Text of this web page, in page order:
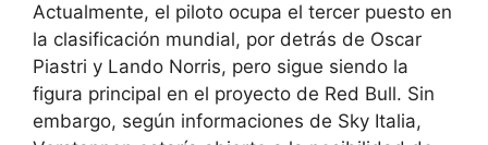
Actualmente, el piloto ocupa el tercer puesto en
la clasificación mundial, por detrás de Oscar
Piastri y Lando Norris, pero sigue siendo la
figura principal en el proyecto de Red Bull. Sin
embargo, según informaciones de Sky Italia,